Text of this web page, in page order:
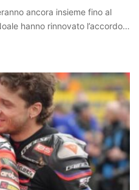
ancora insieme fino al
hanno rinnovato l’accordo…